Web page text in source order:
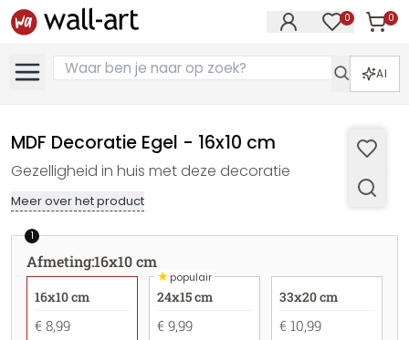
0 0
AI
MDF Decoratie Egel - 16x10 cm
Gezelligheid in huis met deze decoratie
Meer over het product
1
Afmeting:16x10 cm
16x10 cm
€ 8,99
★populair
24x15 cm
€ 9,99
33x20 cm
€ 10,99